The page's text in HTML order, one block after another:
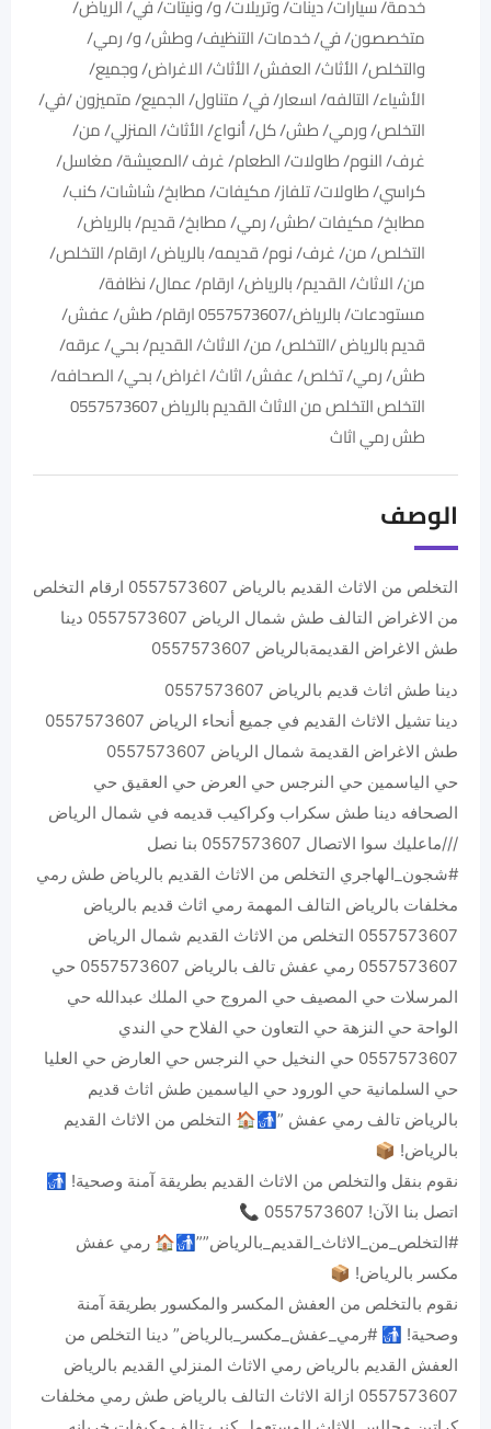
الوصف
التخلص من الاثاث القديم بالرياض 0557573607 ارقام التخلص
من الاغراض التالف طش شمال الرياض 0557573607 ‏دينا
طش الاغراض القديمةبالرياض 0557573607
دينا طش اثاث قديم بالرياض 0557573607
دينا تشيل الاثاث القديم في جميع أنحاء الرياض 0557573607
طش الاغراض القديمة شمال الرياض 0557573607
حي الياسمين حي النرجس حي العرض حي العقيق حي
الصحافه دينا طش سكراب وكراكيب قديمه في شمال الرياض
///ماعليك سوا الاتصال 0557573607 بنا نصل
#شجون_الهاجري التخلص من الاثاث القديم بالرياض طش رمي
مخلفات بالرياض التالف المهمة رمي اثاث قديم بالرياض
0557573607 التخلص من الاثاث القديم شمال الرياض
0557573607 رمي عفش تالف بالرياض 0557573607 حي
المرسلات حي المصيف حي المروج حي الملك عبدالله حي
الواحة حي النزهة حي التعاون حي الفلاح حي الندي
0557573607 حي النخيل حي النرجس حي العارض حي العليا
حي السلمانية حي الورود حي الياسمين طش اثاث قديم
بالرياض تالف رمي عفش ‏”🚮🏠 التخلص من الاثاث القديم
بالرياض! 📦
نقوم بنقل والتخلص من الاثاث القديم بطريقة آمنة وصحية! 🚮
اتصل بنا الآن! 0557573607 📞
‎#التخلص_من_الاثاث_القديم_بالرياض””🚮🏠 رمي عفش
مكسر بالرياض! 📦
نقوم بالتخلص من العفش المكسر والمكسور بطريقة آمنة
وصحية! 🚮 ‎#رمي_عفش_مكسر_بالرياض” دينا التخلص من
العفش القديم بالرياض رمي الاثاث المنزلي القديم بالرياض
0557573607 ازالة الاثاث التالف بالرياض طش رمي مخلفات